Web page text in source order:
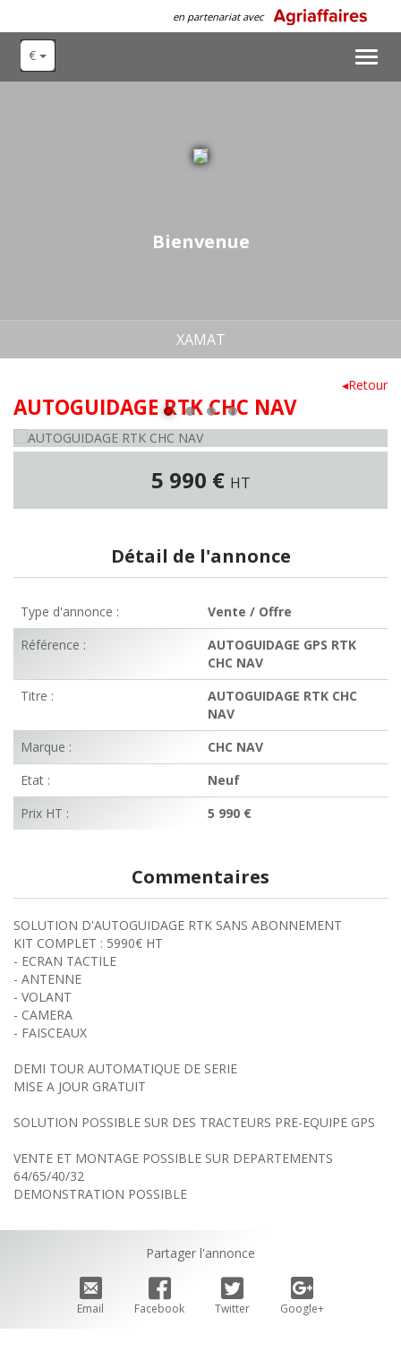
en partenariat avec
€
Bienvenue
XAMAT
◂Retour
AUTOGUIDAGE RTK CHC NAV
5 990 € HT
Détail de l'annonce
Type d'annonce :
Vente / Offre
Référence :
AUTOGUIDAGE GPS RTK
CHC NAV
Titre :
AUTOGUIDAGE RTK CHC
NAV
Marque :
CHC NAV
Etat :
Neuf
Prix HT :
5 990 €
Commentaires
SOLUTION D'AUTOGUIDAGE RTK SANS ABONNEMENT
KIT COMPLET : 5990€ HT
- ECRAN TACTILE
- ANTENNE
- VOLANT
- CAMERA
- FAISCEAUX
DEMI TOUR AUTOMATIQUE DE SERIE
MISE A JOUR GRATUIT
SOLUTION POSSIBLE SUR DES TRACTEURS PRE-EQUIPE GPS
VENTE ET MONTAGE POSSIBLE SUR DEPARTEMENTS
64/65/40/32
DEMONSTRATION POSSIBLE
Partager l'annonce
Email Facebook Twitter Google+